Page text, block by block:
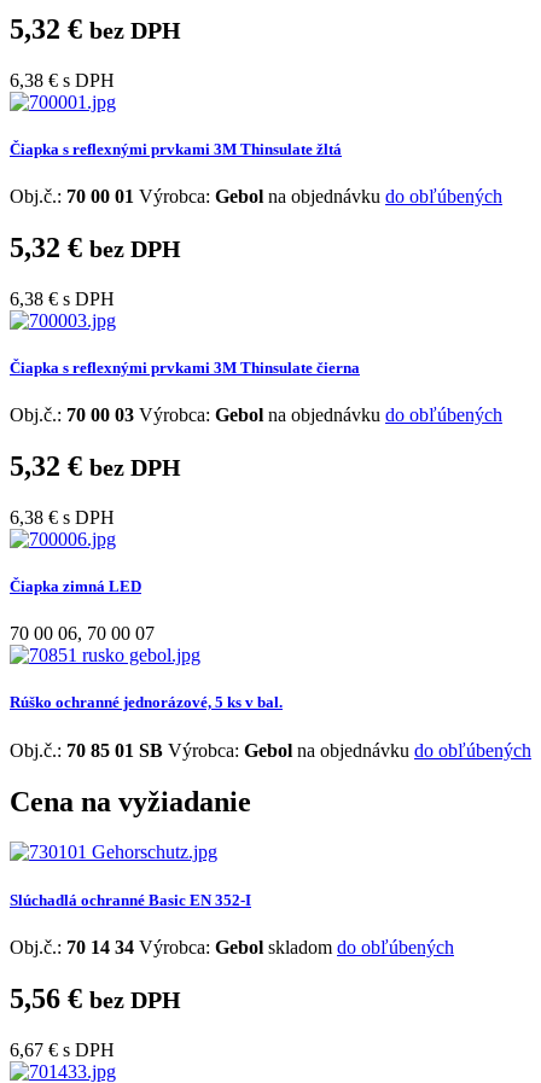
5,32 € bez DPH
6,38 € s DPH
Čiapka s reflexnými prvkami 3M Thinsulate žltá
Obj.č.: 70 00 01 Výrobca: Gebol na objednávku do obľúbených
5,32 € bez DPH
6,38 € s DPH
Čiapka s reflexnými prvkami 3M Thinsulate čierna
Obj.č.: 70 00 03 Výrobca: Gebol na objednávku do obľúbených
5,32 € bez DPH
6,38 € s DPH
Čiapka zimná LED
70 00 06, 70 00 07
Rúško ochranné jednorázové, 5 ks v bal.
Obj.č.: 70 85 01 SB Výrobca: Gebol na objednávku do obľúbených
Cena na vyžiadanie
Slúchadlá ochranné Basic EN 352-I
Obj.č.: 70 14 34 Výrobca: Gebol skladom do obľúbených
5,56 € bez DPH
6,67 € s DPH